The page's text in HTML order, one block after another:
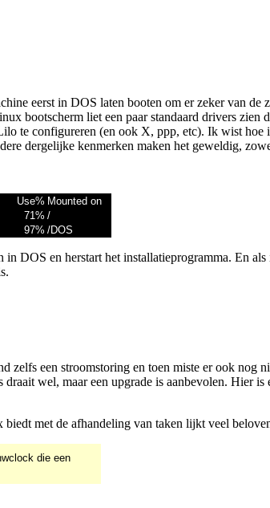
eerst in DOS laten booten om er zeker van de
bootscherm liet een paar standaard drivers zien
te configureren (en ook X, ppp, etc). Ik wist hoe
dergelijke kenmerken maken het geweldig,
Use% Mounted on
71% /
97% /DOS
DOS en herstart het installatieprogramma. En
zelfs een stroomstoring en toen miste er ook nog
wel, maar een upgrade is aanbevolen. Hier is
met de afhandeling van taken lijkt veel
die een